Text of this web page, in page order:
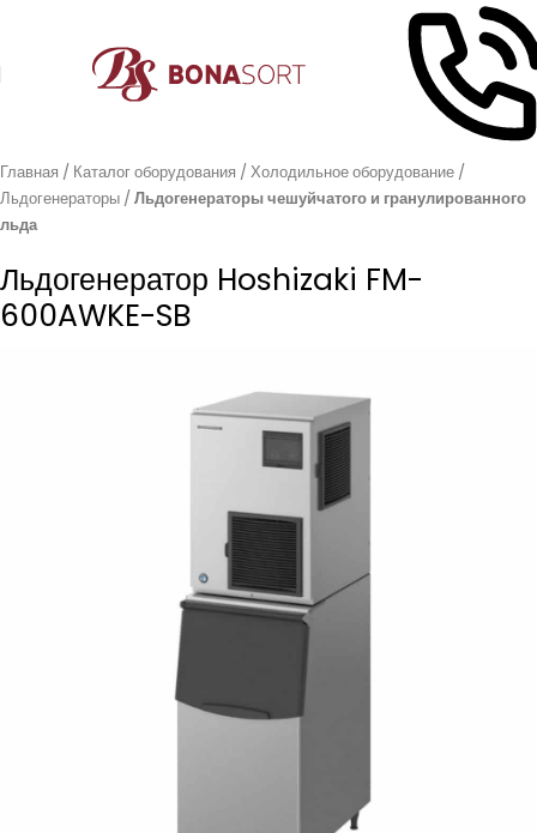
Главная Каталог оборудования
Холодильное оборудование
Льдогенераторы
Льдогенераторы чешуйчатого и гранулированного
льда
Льдогенератор Hoshizaki FM-
600AWKE-SB